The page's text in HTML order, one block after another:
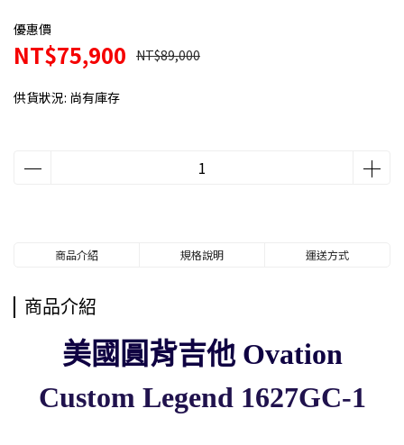
優惠價
NT$75,900 NT$89,000
供貨狀況: 尚有庫存
商品介紹 規格說明 運送方式
商品介紹
美國圓背吉他 Ovation
Custom Legend 1627GC-1